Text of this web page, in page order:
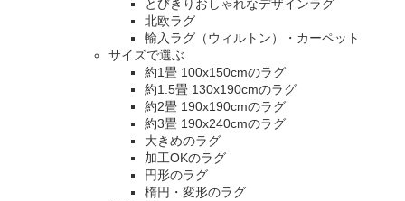
とびきりおしゃれなデザインラグ
北欧ラグ
輸入ラグ（ウィルトン）・カーペット
サイズで選ぶ
約1畳 100x150cmのラグ
約1.5畳 130x190cmのラグ
約2畳 190x190cmのラグ
約3畳 190x240cmのラグ
大きめのラグ
加工OKのラグ
円形のラグ
楕円・変形のラグ